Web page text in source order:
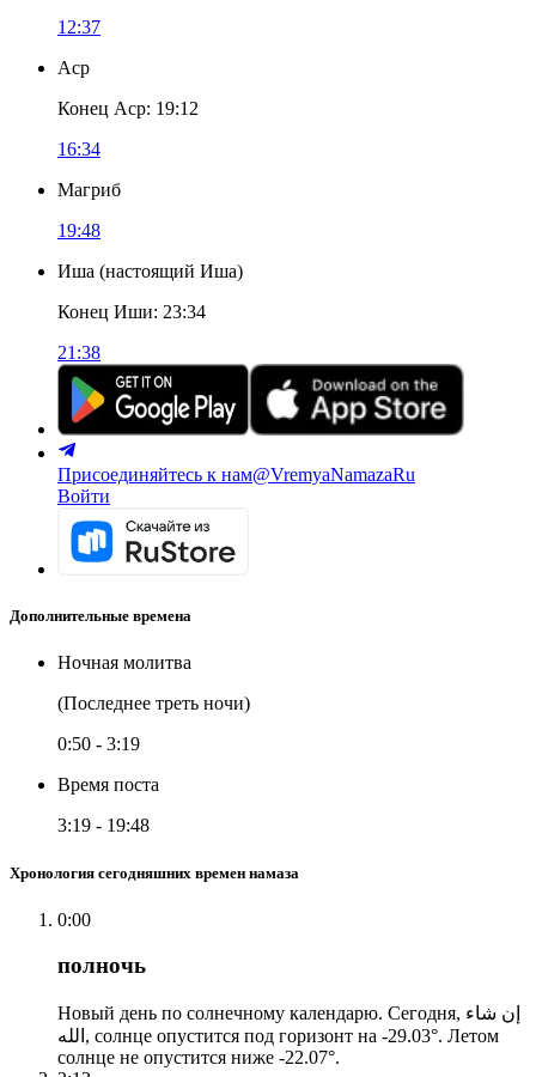
12:37
Аср
Конец Аср: 19:12
16:34
Магриб
19:48
Иша (настоящий Иша)
Конец Иши: 23:34
21:38
Присоединяйтесь к нам@VremyaNamazaRu
Войти
Дополнительные времена
Ночная молитва
(Последнее треть ночи)
0:50 - 3:19
Время поста
3:19 - 19:48
Хронология сегодняшних времен намаза
0:00
полночь
Новый день по солнечному календарю. Сегодня, إن شاء
الله, солнце опустится под горизонт на -29.03°. Летом
солнце не опустится ниже -22.07°.